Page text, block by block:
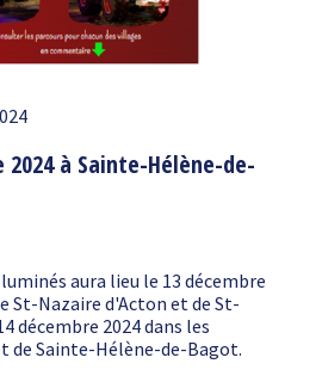
2024 à Sainte-Hélène-de-
aura lieu le 13 décembre
St-Nazaire d'Acton et de St-
décembre 2024 dans les
de Sainte-Hélène-de-Bagot.